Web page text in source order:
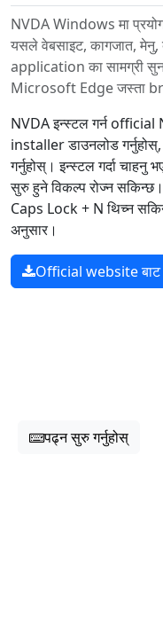
NVDA Windows मा
यसले वेबसाइट, कागजात,
application का सामग्री
Microsoft Edge जस्ता
NVDA इन्स्टल गर्न
installer डाउनलोड
गर्नुहोस्। इन्स्टल गर्दा
सुरु हुने विकल्प रोज्न
Caps Lock + N थिच्न
अनुसार।
Official website बाट
पढ्न सुरु गर्नुहोस्